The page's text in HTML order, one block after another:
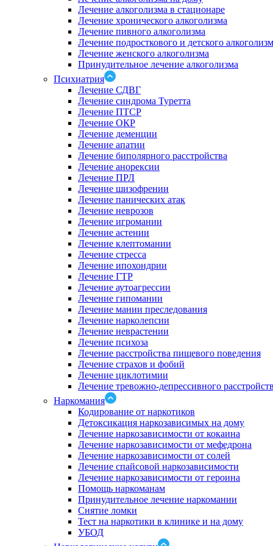
Лечение алкоголизма в стационаре
Лечение хронического алкоголизма
Лечение пивного алкоголизма
Лечение подросткового и детского
Лечение женского алкоголизма
Принудительное лечение алкоголизма
Психиатрия
Лечение СДВГ
Лечение синдрома Туретта
Лечение ПТСР
Лечение ОКР
Лечение деменции
Лечение апатии
Лечение биполярного расстройства
Лечение анорексии
Лечение ПРЛ
Лечение шизофрении
Лечение панических атак
Лечение неврозов
Лечение игромании
Лечение астении
Лечение клептомании
Лечение стресса
Лечение ипохондрии
Лечение ГТР
Лечение аутоагрессии
Лечение гипомании
Лечение мании преследования
Лечение нарколепсии
Лечение неврастении
Лечение психоза
Лечение расстройства пищевого поведения
Лечение страхов и фобий
Лечение циклотимии
Лечение тревожно-депрессивного
Наркомания
Кодирование от наркотиков
Детоксикация наркозависимых на дому
Лечение наркозависимости от кокаина
Лечение наркозависимости от мефедрона
Лечение наркозависимости от солей
Лечение спайсовой наркозависимости
Лечение наркозависимости от героина
Помощь наркоманам
Принудительное лечение наркомании
Снятие ломки
Тест на наркотики в клинике и на дому
УБОД